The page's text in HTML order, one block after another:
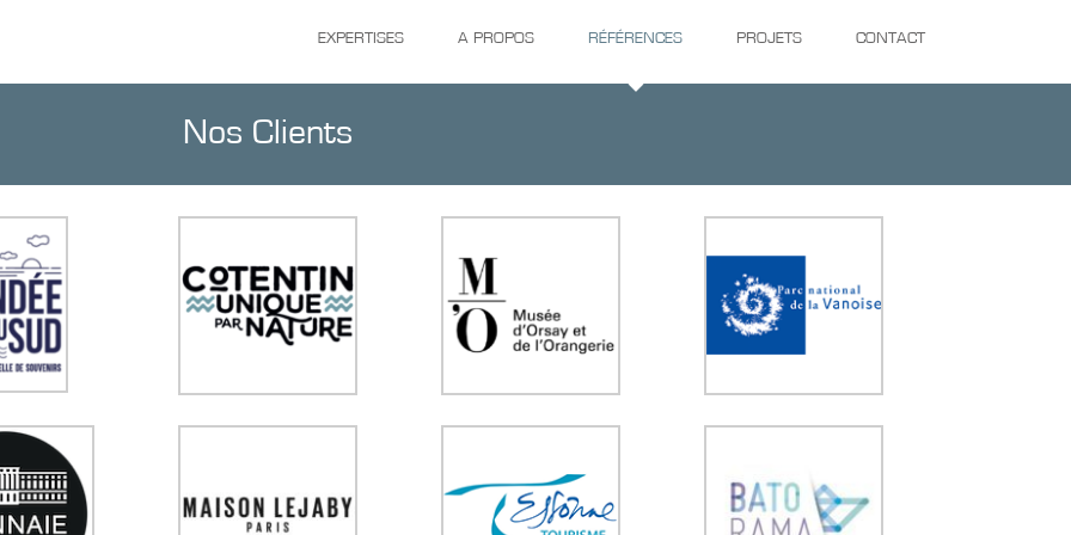
EXPERTISES A PROPOS RÉFÉRENCES PROJETS CONTACT
Nos Clients